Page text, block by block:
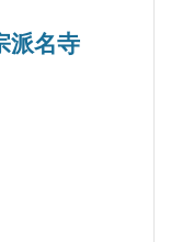
派名寺